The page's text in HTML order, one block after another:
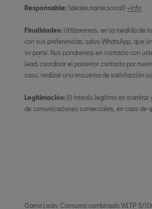
Responsable: {dealer.name.social} +info
Finalidades: Utilizaremos, en la medida de
con sus preferencias, salvo WhatsApp, que
su parte. Nos pondremos en contacto con
lead; coordinar el posterior contacto por
caso, realizar una encuesta de satisfacción
Legitimación: El interés legítimo en
de comunicaciones comerciales, en caso de
Gama León: Consumo combinado WLTP (l/